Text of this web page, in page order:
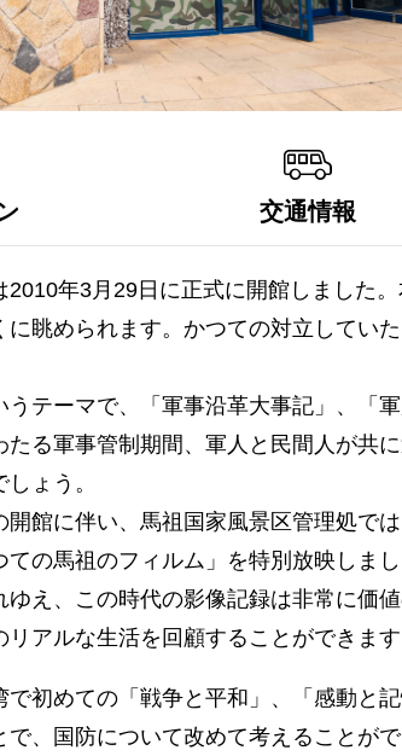
交通情報
年3月29日に正式に開館しました
に眺められます。かつての対立してい
うテーマで、「軍事沿革大事記」、「
る軍事管制期間、軍人と民間人が共
ょう。
館に伴い、馬祖国家風景区管理処で
の馬祖のフィルム」を特別放映しま
え、この時代の影像記録は非常に価
アルな生活を回顧することができます
初めての「戦争と平和」、「感動と
で、国防について改めて考えることが